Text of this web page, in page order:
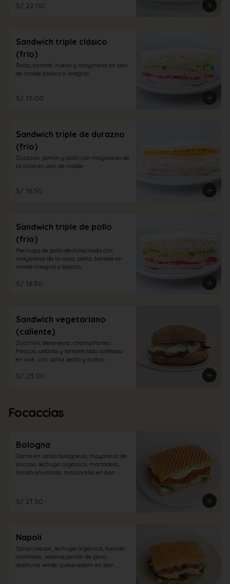
S/ 22.00
Sandwich triple clásico
(frío)
Palta, tomate, huevo y mayonesa en pan
de molde blanco o integral.
S/ 15.00
Sandwich triple de durazno
(frío)
Durazno, jamón y pollo con mayonesa de
la casa en pan de molde
S/ 16.50
Sandwich triple de pollo
(frío)
Pechuga de pollo deshilachada con
mayonesa de la casa, palta, tomate en
molde integral o blanco.
S/ 16.50
Sandwich vegetariano
(caliente)
Zucchini, berenjena, champiñones
frescos, cebolla y tomate todo salteado
en wok, con salsa pesto y queso
S/ 23.00
Focaccias
Bologna
Carne en salsa bolognesa, mayonesa de
la casa, lechuga orgánica, mortadela,
lomito ahumado, mozzarella en pan
S/ 21.50
Napoli
Salsa caesar, lechuga orgánica, tomate
confitado, salame,jamón de pavo,
aceituna verde, queso edam en pan